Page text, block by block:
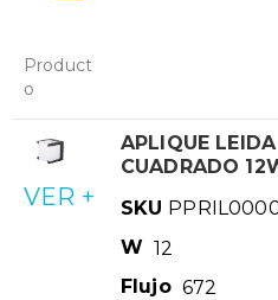
Product
o
VER +
APLIQUE LEIDA
CUADRADO
SKU
W 12
Flujo 672